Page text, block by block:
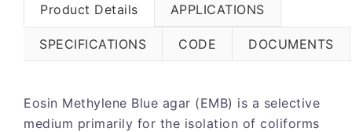
Product Details APPLICATIONS
SPECIFICATIONS CODE DOCUMENTS
Eosin Methylene Blue agar (EMB) is a selective
medium primarily for the isolation of coliforms